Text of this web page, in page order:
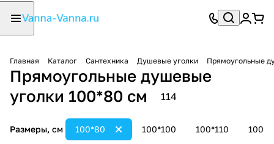
Главная Каталог Сантехника Душевые уголки Прямоугольные
Прямоугольные душевые
уголки 100*80 см
114
Размеры, см 100*100 100*110
100*80